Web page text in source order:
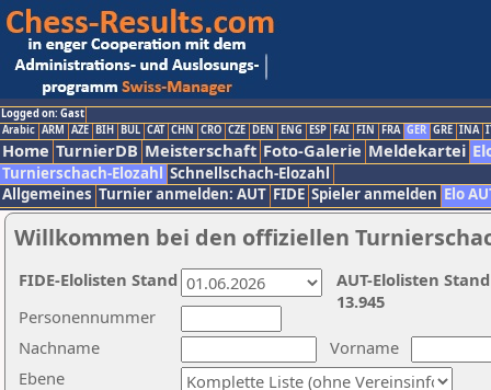
Logged on: Gast
Arabic ARM AZE BIH BUL CAT CHN CRO CZE DEN ENG ESP FAI FIN FRA GER GRE INA
Home TurnierDB Meisterschaft Foto-Galerie Meldekartei
Turnierschach-Elozahl Schnellschach-Elozahl
Allgemeines Turnier anmelden: AUT FIDE Spieler anmelden Elo
Willkommen bei den offiziellen
Nachname
Vorname
Ebene
Personennummer
AUT-Elolisten
13.945
FIDE-Elolisten Stand